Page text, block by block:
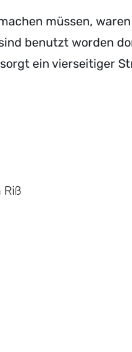
müssen,
benutzt worden
ein vierseitiger